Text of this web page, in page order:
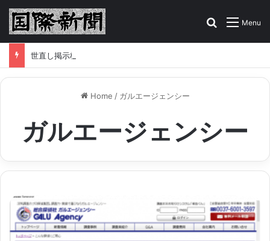
Menu
Search for
Home / ガルエージェンシー
ガルエージェンシー